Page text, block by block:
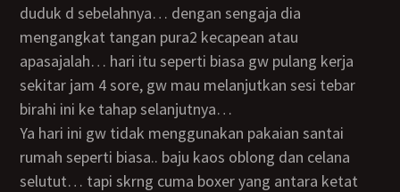
duduk d sebelahnya… dengan sengaja dia
mengangkat tangan pura2 kecapean atau
apasajalah… hari itu seperti biasa gw pulang kerja
sekitar jam 4 sore, gw mau melanjutkan sesi tebar
birahi ini ke tahap selanjutnya…
ya hari ini gw tidak menggunakan pakaian santai
rumah seperti biasa.. baju kaos oblong dan celana
selutut… tapi skrng cuma boxer yang antara ketat